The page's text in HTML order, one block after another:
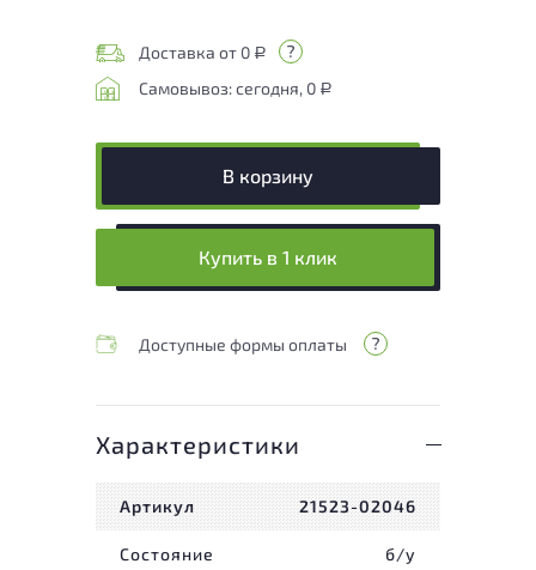
Доставка от 0 Р
Самовывоз: сегодня, 0 Р
В корзину
Купить в 1 клик
Доступные формы оплаты
Характеристики
Артикул 21523-02046
Состояние б/у